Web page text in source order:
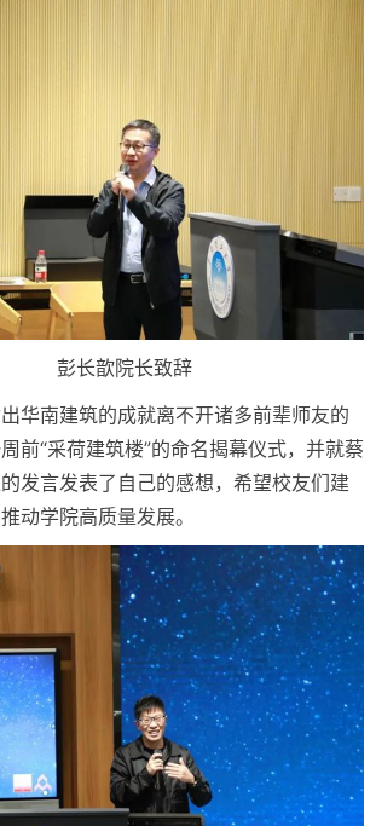
彭长歆院长致辞
华南建筑的成就离不开诸多前辈师友的
前“采荷建筑楼”的命名揭幕仪式，并就蔡
发言发表了自己的感想，希望校友们建
动学院高质量发展。